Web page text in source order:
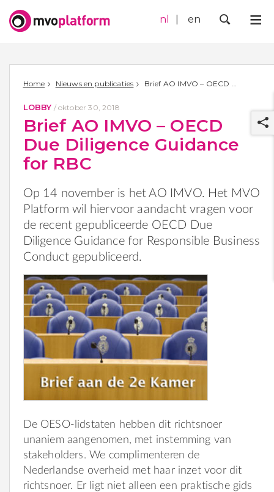
nl en
Home Nieuws en publicaties
LOBBY / oktober 30, 2018
Brief AO IMVO – OECD
Due Diligence Guidance
for RBC
Op 14 november is het AO IMVO. Het MVO
Platform wil hiervoor aandacht vragen voor
de recent gepubliceerde OECD Due
Diligence Guidance for Responsible Business
Conduct gepubliceerd.
De OESO-lidstaten hebben dit richtsnoer
unaniem aangenomen, met instemming van
stakeholders. We complimenteren de
Nederlandse overheid met haar inzet voor dit
richtsnoer. Er ligt niet alleen een praktische gids